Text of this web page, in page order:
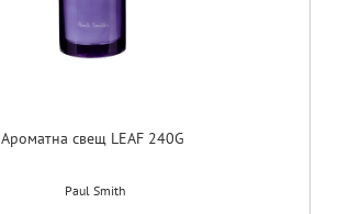
Ароматна свещ LEAF 240G
Paul Smith